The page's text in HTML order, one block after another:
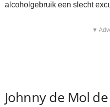
alcoholgebruik een slecht
▼
Johnny de Mol